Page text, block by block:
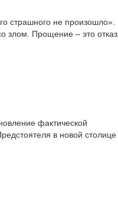
страшного не произошло».
злом. Прощение – это отказ
фактической
в новой столице